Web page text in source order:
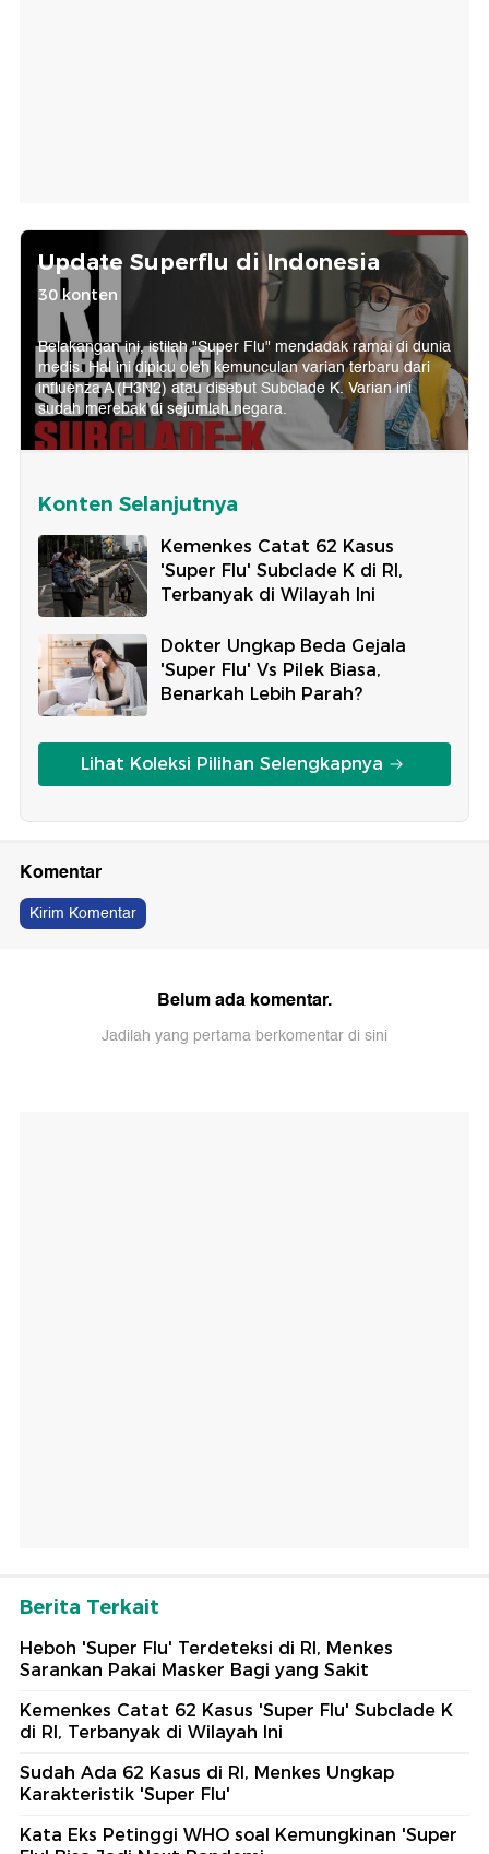
Update Superflu di Indonesia
30 konten
Belakangan ini, istilah "Super Flu" mendadak ramai di dunia
medis. Hal ini dipicu oleh kemunculan varian terbaru dari
influenza A (H3N2) atau disebut Subclade K. Varian ini
sudah merebak di sejumlah negara.
Konten Selanjutnya
Kemenkes Catat 62 Kasus
'Super Flu' Subclade K di RI,
Terbanyak di Wilayah Ini
Dokter Ungkap Beda Gejala
'Super Flu' Vs Pilek Biasa,
Benarkah Lebih Parah?
Lihat Koleksi Pilihan Selengkapnya
Komentar
Kirim Komentar
Belum ada komentar.
Jadilah yang pertama berkomentar di sini
Berita Terkait
Heboh 'Super Flu' Terdeteksi di RI, Menkes
Sarankan Pakai Masker Bagi yang Sakit
Kemenkes Catat 62 Kasus 'Super Flu' Subclade K
di RI, Terbanyak di Wilayah Ini
Sudah Ada 62 Kasus di RI, Menkes Ungkap
Karakteristik 'Super Flu'
Kata Eks Petinggi WHO soal Kemungkinan 'Super